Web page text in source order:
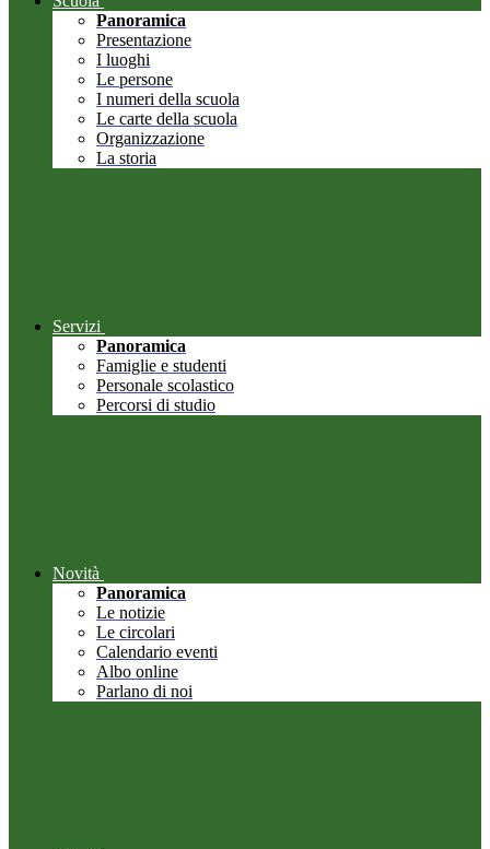
Panoramica
Presentazione
I luoghi
Le persone
I numeri della scuola
Le carte della scuola
Organizzazione
La storia
Servizi
Panoramica
Famiglie e studenti
Personale scolastico
Percorsi di studio
Novità
Panoramica
Le notizie
Le circolari
Calendario eventi
Albo online
Parlano di noi